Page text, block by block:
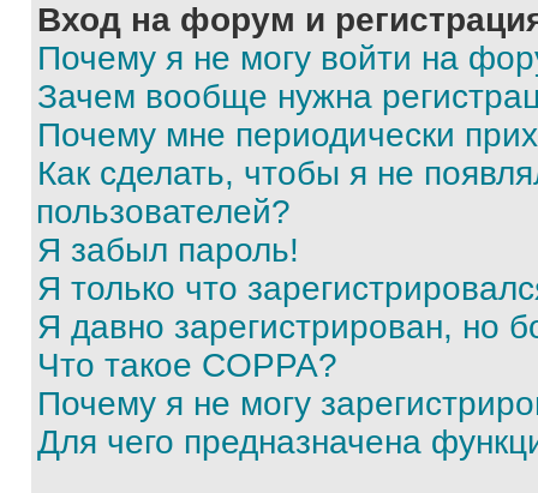
Вход на форум и
Почему я не могу войти на
Зачем вообще нужна
Почему мне периодически
Как сделать, чтобы я не
пользователей?
Я забыл пароль!
Я только что
Я давно зарегистрирован, но
Что такое COPPA?
Почему я не могу
Для чего предназначена